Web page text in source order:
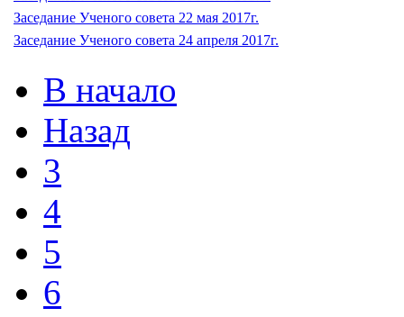
Заседание Ученого совета 22 мая 2017г.
Заседание Ученого совета 24 апреля 2017г.
В начало
Назад
3
4
5
6